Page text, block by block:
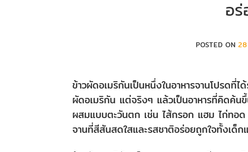
อ
POSTED ON
ข้าวผัดอเมริกันเป็นหนึ่งในอาหารจานโปรดที่
ผัดอเมริกัน แต่จริงๆ แล้วเป็นอาหารที่คิดค้น
ผสมแบบตะวันตก เช่น ไส้กรอก แฮม ไก่ทอด
จานที่สีสันสดใสและรสชาติอร่อยถูกใจทั้งเด็ก